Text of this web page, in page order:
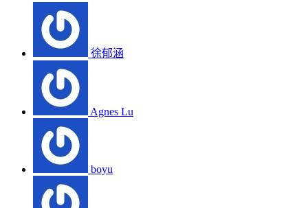
徐郁涵
Agnes Lu
boyu